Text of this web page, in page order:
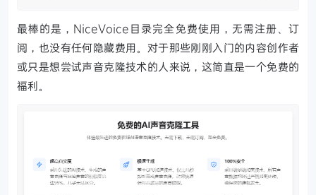
最棒的是，NiceVoice目录完全免费使用，无需注册、订
阅，也没有任何隐藏费用。对于那些刚刚入门的内容创作者
或只是想尝试声音克隆技术的人来说，这简直是一个免费的
福利。